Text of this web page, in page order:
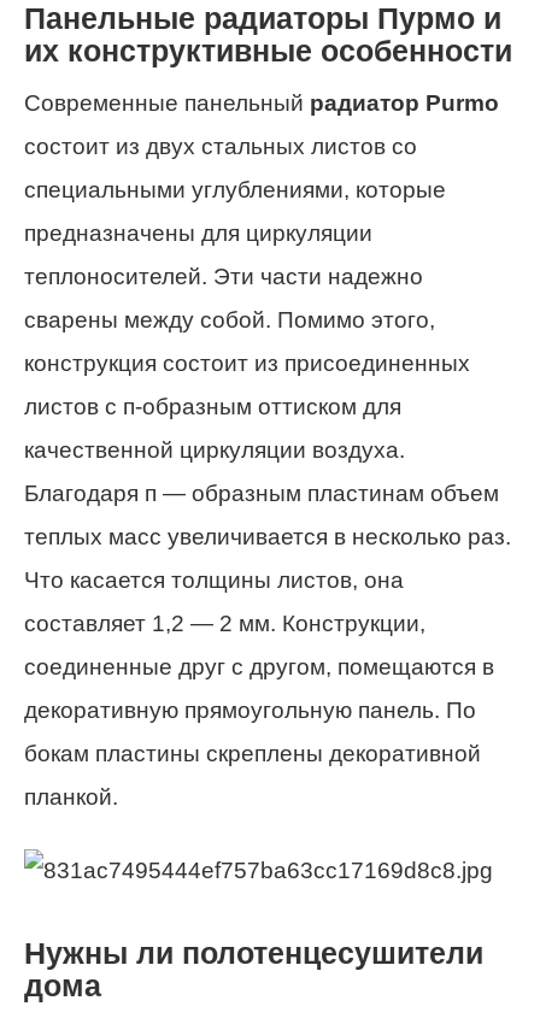
Панельные радиаторы Пурмо и
их конструктивные особенности
Современные панельный радиатор Purmo
состоит из двух стальных листов со
специальными углублениями, которые
предназначены для циркуляции
теплоносителей. Эти части надежно
сварены между собой. Помимо этого,
конструкция состоит из присоединенных
листов с п-образным оттиском для
качественной циркуляции воздуха.
Благодаря п — образным пластинам объем
теплых масс увеличивается в несколько раз.
Что касается толщины листов, она
составляет 1,2 — 2 мм. Конструкции,
соединенные друг с другом, помещаются в
декоративную прямоугольную панель. По
бокам пластины скреплены декоративной
планкой.
Нужны ли полотенцесушители
дома